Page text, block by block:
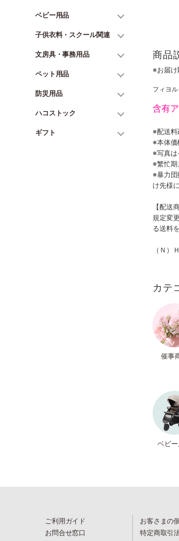
ベビー用品
子供衣料・スクール関連
文房具・事務用品
ペット用品
防災用品
ハコストック
ギフト
商品
※お届
フィヨ
含有
※配送料
※本体価
※写真は
※繁忙期
※暴力団
け先様
【配送
規定変
る送料
（Ｎ）
カテ
催事
ベビ
ご利用ガイド
お問合せ窓口
お客さまの
特定商取引